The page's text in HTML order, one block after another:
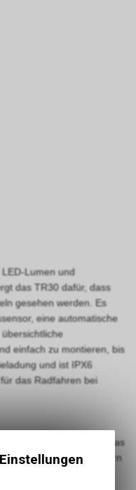
Lumen und
das TR30 dafür, dass
gesehen werden. Es
eine automatische
einfach zu montieren, bis
und ist IPX6
das Radfahren bei
Sichtfeld von 270°, was
von bis zu 800 Metern
erhöht das